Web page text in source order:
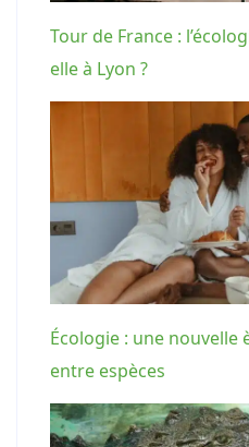
Tour de France :
elle à Lyon ?
Écologie : une nouvelle
entre espèces